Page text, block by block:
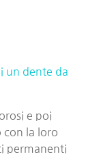
un dente da
e poi
con la loro
permanenti